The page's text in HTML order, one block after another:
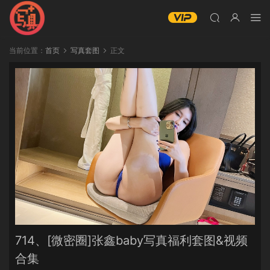
当前位置： 首页 写真套图 正文
714、[微密圈]张鑫baby写真福利套图&视频
合集